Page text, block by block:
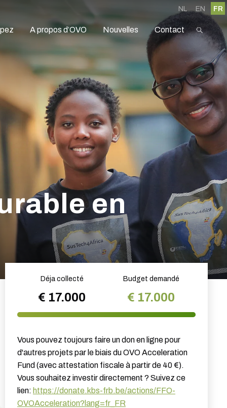
NL EN FR
A propos d’OVO Nouvelles Contact
en
Déja collecté
€ 17.000
Budget demandé
€ 17.000
Vous pouvez toujours faire un don en ligne pour
d'autres projets par le biais du OVO Acceleration
Fund (avec attestation fiscale à partir de 40 €).
Vous souhaitez investir directement ? Suivez ce
lien: https://donate.kbs-frb.be/actions/FFO-
OVOAcceleration?lang=fr_FR